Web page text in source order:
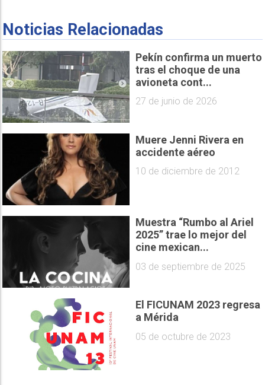
Noticias Relacionadas
Pekín confirma un muerto
tras el choque de una
avioneta cont...
27 de junio de 2026
Muere Jenni Rivera en
accidente aéreo
10 de diciembre de 2012
Muestra “Rumbo al Ariel
2025” trae lo mejor del
cine mexican...
03 de septiembre de 2025
El FICUNAM 2023 regresa
a Mérida
05 de octubre de 2023